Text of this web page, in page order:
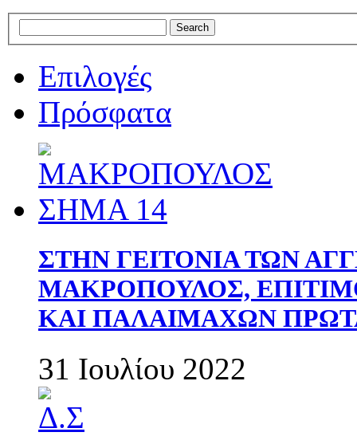
Επιλογές
Πρόσφατα
ΣΤΗΝ ΓΕΙΤΟΝΙΑ ΤΩΝ
ΜΑΚΡΟΠΟΥΛΟΣ,
ΚΑΙ ΠΑΛΑΙΜΑΧΩΝ
31 Ιουλίου 2022